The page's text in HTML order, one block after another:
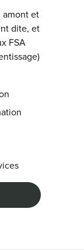
amont et
dite, et
FSA